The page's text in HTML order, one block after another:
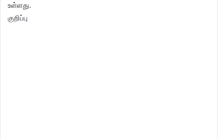
உள்ளது.
குறிப்பு